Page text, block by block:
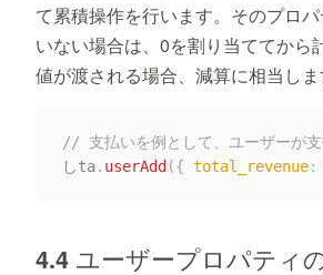
て累積操作を行います。そのプロ
いない場合は、0を割り当ててから
値が渡される場合、減算に相当しま
// 支払いを例として、ユーザーが
しta. userAdd ({ total_revenue:
4.4 ユーザープロパティ